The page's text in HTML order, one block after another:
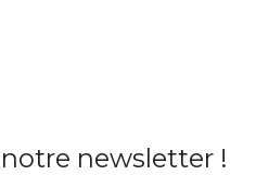
newsletter !